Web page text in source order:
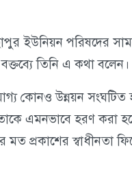
ইউনিয়ন পরিষদের
তিনি এ কথা বলেন।
কোনও উন্নয়ন সংঘটিত
এমনভাবে হরণ করা
প্রকাশের স্বাধীনতা